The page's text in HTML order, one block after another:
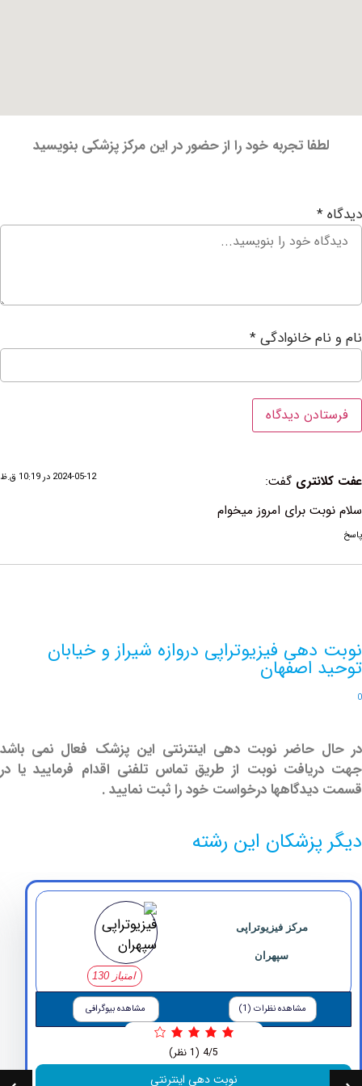
تجربه خود را از حضور در این مرکز پزشکی بنویسید
گفت: 2024-05-12 در 10:19 ق.ظ
برای امروز میخوام
خانوادگی*
فیزیوتراپی دروازه شیراز و خیابان
اصفهان
حاضر نوبت دهی اینترنتی این پزشک فعال نمی باشد
نوبت از طریق تماس تلفنی اقدام فرمایید یا در
درخواست خود را ثبت نمایید .
این رشته
مرکز ‏فیزیوتراپی
مشاهده نظرات (1) مشاهده بیوگرافی
نوبت دهی اینترنتی